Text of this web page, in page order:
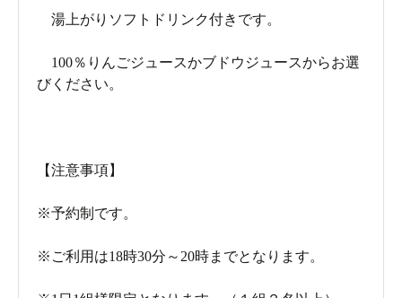
湯上がりソフトドリンク付きです。
100％りんごジュースかブドウジュースからお選
びください。
【注意事項】
※予約制です。
※ご利用は18時30分～20時までとなります。